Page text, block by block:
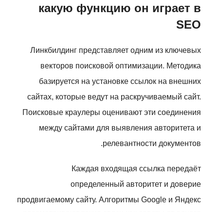
какую функцию он играет в
SEO
Линкбилдинг представляет одним из ключевых
векторов поисковой оптимизации. Методика
базируется на установке ссылок на внешних
сайтах, которые ведут на раскручиваемый сайт.
Поисковые краулеры оценивают эти соединения
между сайтами для выявления авторитета и
релевантности документов.
Каждая входящая ссылка передаёт
определенный авторитет и доверие
продвигаемому сайту. Алгоритмы Google и Яндекс